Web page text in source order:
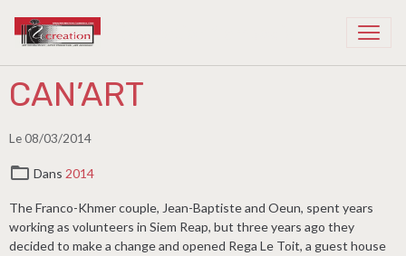
CAN’ART
Le 08/03/2014
Dans 2014
The Franco-Khmer couple, Jean-Baptiste and Oeun, spent years
working as volunteers in Siem Reap, but three years ago they
decided to make a change and opened Rega Le Toit, a guest house